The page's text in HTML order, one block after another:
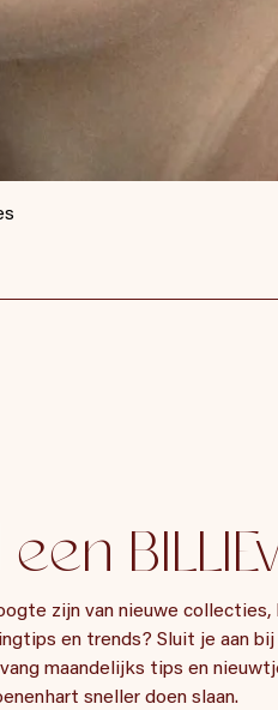
zijn van nieuwe collecties,
en trends? Sluit je aan bij
maandelijks tips en
sneller doen slaan.